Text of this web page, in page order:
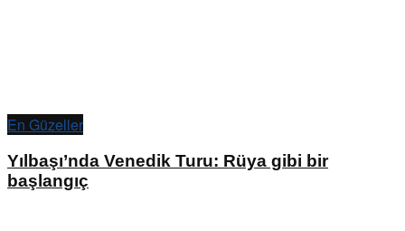
En Güzeller
Yılbaşı’nda Venedik Turu: Rüya gibi bir
başlangıç